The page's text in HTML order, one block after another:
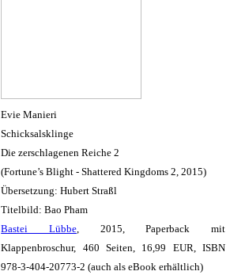
Evie Manieri
Schicksalsklinge
Die zerschlagenen Reiche 2
(Fortune’s Blight - Shattered Kingdoms 2, 2015)
Übersetzung: Hubert Straßl
Titelbild: Bao Pham
Bastei Lübbe, 2015, Paperback mit
Klappenbroschur, 460 Seiten, 16,99 EUR, ISBN
978-3-404-20773-2 (auch als eBook erhältlich)